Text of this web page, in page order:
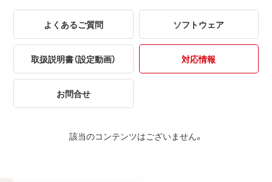
よくあるご質問 ソフトウェア
取扱説明書（設定動画） 対応情報
お問合せ
該当のコンテンツはございません。